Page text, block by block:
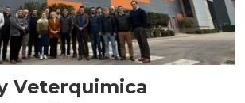
Veterquimica